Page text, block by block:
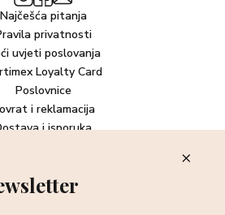
Najčešća pitanja
privatnosti
uvjeti poslovanja
Loyalty Card
Poslovnice
i reklamacija
i isporuka